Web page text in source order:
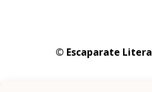
© Escaparate